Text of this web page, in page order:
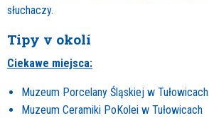
słuchaczy.
Tipy v okolí
Ciekawe miejsca:
Muzeum Porcelany Śląskiej w Tułowicach
Muzeum Ceramiki PoKolei w Tułowicach